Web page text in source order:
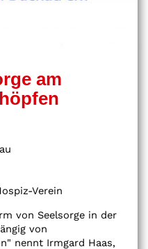
am
Verein
von Seelsorge in der
von
nennt Irmgard Haas,